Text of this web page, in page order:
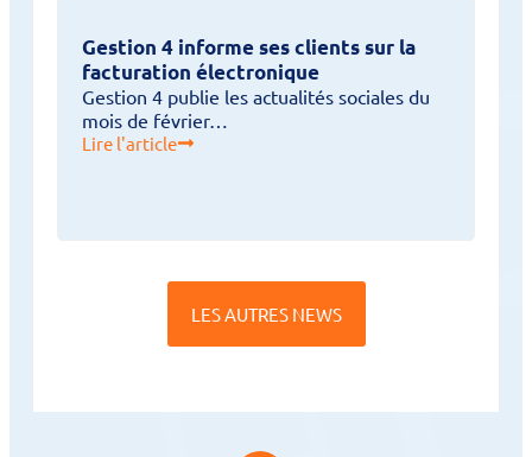
Gestion 4 informe ses clients sur la
facturation électronique
Gestion 4 publie les actualités sociales du
mois de février…
Lire l'article
LES AUTRES NEWS